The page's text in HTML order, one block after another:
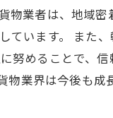
物業者は、地域
います。 また
努めることで、
物業界は今後も